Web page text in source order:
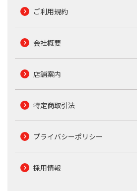
ご利用規約
会社概要
店舗案内
特定商取引法
プライバシーポリシー
採用情報